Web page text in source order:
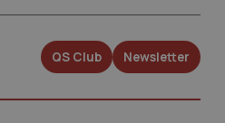
QS Club Newsletter